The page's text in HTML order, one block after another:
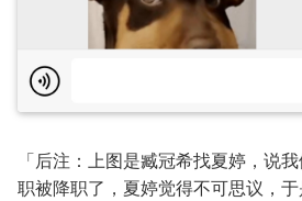
「后注：上图是臧冠希找夏婷，说
职被降职了，夏婷觉得不可思议，